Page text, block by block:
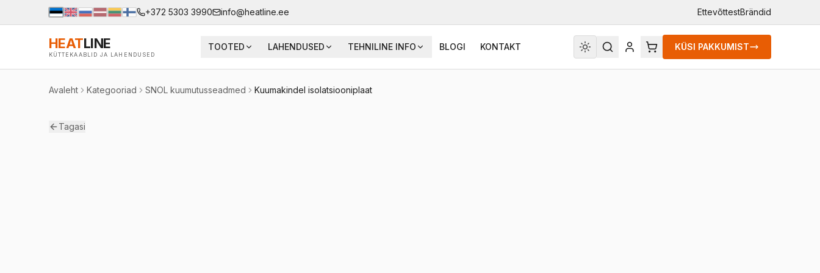
+372 5303 3990 info@heatline.ee EttevõttestBrändid
HEATLINE
KÜTTEKAABLID JA LAHENDUSED
TOOTED LAHENDUSED TEHNILINE INFO BLOGI KONTAKT KÜSI PAKKUMIST
Avaleht Kategooriad SNOL kuumutusseadmed Kuumakindel isolatsiooniplaat
Tagasi